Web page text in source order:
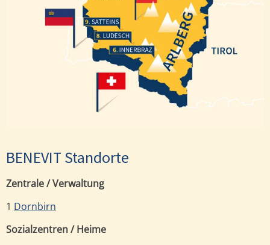
Ludesch
Satteins
BENEVIT Standorte
Zentrale / Verwaltung
1 Dornbirn
Sozialzentren / Heime